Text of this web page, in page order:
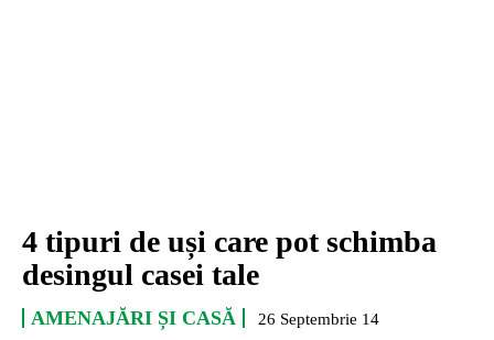
4 tipuri de uși care pot schimba
desingul casei tale
AMENAJĂRI ȘI CASĂ 26 Septembrie 14